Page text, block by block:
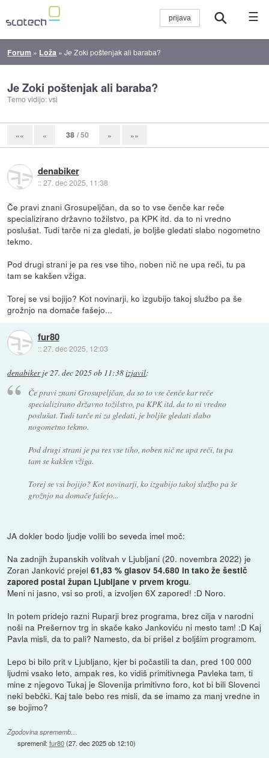
☰
Forum » Loža »Je Zoki poštenjak ali baraba?
Je Zoki poštenjak ali baraba?
Temo vidijo: vsi
«« « 38 / 50 » »»
denabiker
::27. dec 2025, 11:38
Če pravi znani Grosupeljčan, da so to vse čenče kar reče
specializirano državno tožilstvo, pa KPK itd. da to ni vredno
poslušat. Tudi tarče ni za gledati, je boljše gledati slabo nogometno
tekmo.
Pod drugi strani je pa res vse tiho, noben nič ne upa reči, tu pa
tam se kakšen vžiga.
Torej se vsi bojijo? Kot novinarji, ko izgubijo takoj službo pa še
grožnjo na domače fašejo...
fur80
::27. dec 2025, 12:03
denabikerje27. dec 2025 ob 11:38izjavil:
Če pravi znani Grosupeljčan, da so to vse čenče kar reče
specializirano državno tožilstvo, pa KPK itd. da to ni vredno
poslušat. Tudi tarče ni za gledati, je boljše gledati slabo
nogometno tekmo.
Pod drugi strani je pa res vse tiho, noben nič ne upa reči, tu pa
tam se kakšen vžiga.
Torej se vsi bojijo? Kot novinarji, ko izgubijo takoj službo pa še
grožnjo na domače fašejo...
JA dokler bodo ljudje volili bo seveda imel moč:
Na zadnjih županskih volitvah v Ljubljani (20. novembra 2022) je
Zoran Janković prejel 61,83 % glasov 54.680 in tako že šestič
zapored postal župan Ljubljane v prvem krogu.
Meni ni jasno, vsi so proti, a izvoljen 6X zapored! :D Noro.
In potem pridejo razni Ruparji brez programa, brez cilja v narodni
noši na Prešernov trg in skače kako Jankoviću ni mesto tam! :D Kaj
Pavla misli, da to pali? Namesto, da bi prišel z boljšim programom.
Lepo bi bilo prit v Ljubljano, kjer bi počastili ta dan, pred 100 000
ljudmi vsako leto, ampak res, ko vidiš primitivnega Pavleka tam, ti
mine z njegovo Tukaj je Slovenija primitivno foro, kot bi bili Slovenci
neki bebčki. Kaj tale bebo res misli, da se imamo za manj vredne in
se bojimo?
Zgodovina sprememb…
spremenil:fur80(27. dec 2025 ob 12:10)